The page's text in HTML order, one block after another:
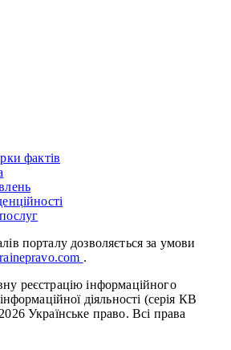
фактів
порталу дозволяється за умови
.
реєстрацію інформаційного
діяльності (серія КВ
Українське право. Всі права